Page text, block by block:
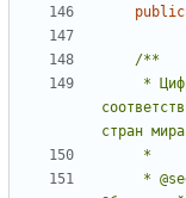
public